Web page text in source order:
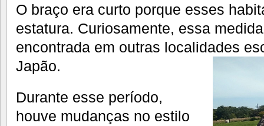
O braço era curto porque esses
estatura. Curiosamente, essa
encontrada em outras localidades
Japão.
Durante esse período,
houve mudanças no estilo